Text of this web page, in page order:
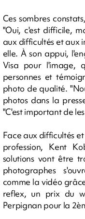
Ces sombres
"Oui, c'est difficile,
aux difficultés et aux
elle. À son appui,
Visa pour l'image,
personnes et
photo de qualité.
photos dans la
"C'est important de
Face aux difficultés
profession, Kent
solutions vont être
photographes
comme la vidéo
reflex, un prix du
Perpignan pour la